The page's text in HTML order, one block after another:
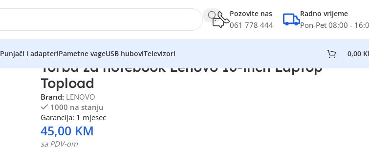
Pozovite nas
061 778 444
Radno vrijeme
Pon-Pet 08:00 -
Punjači i adapteriPametne vageUSB huboviTelevizori 0,00
Torba za notebook Lenovo 16-inch Laptop
Topload
Brand: LENOVO
1000 na stanju
Garancija: 1 mjesec
45,00 KM
sa PDV-om